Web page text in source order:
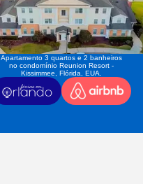
Apartamento 3 quartos e 2 banheiros
no condomínio Reunion Resort -
Kissimmee, Flórida, EUA.